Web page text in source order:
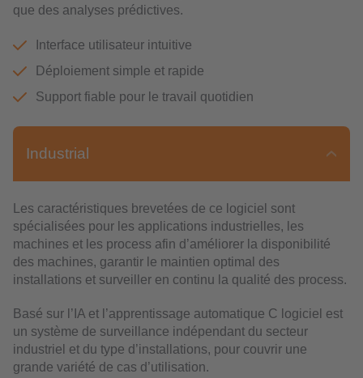
que des analyses prédictives.
Interface utilisateur intuitive
Déploiement simple et rapide
Support fiable pour le travail quotidien